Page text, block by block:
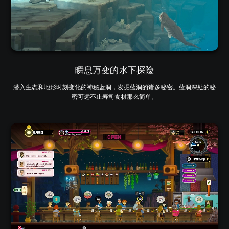
瞬息万变的水下探险
潜入生态和地形时刻变化的神秘蓝洞，发掘蓝洞的诸多秘密。蓝洞深处的秘
密可远不止寿司食材那么简单。